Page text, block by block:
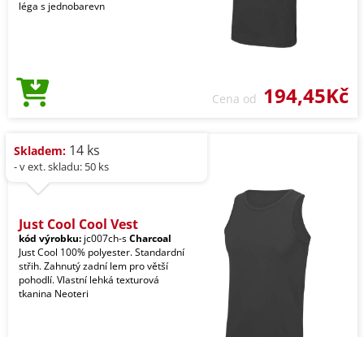
léga s jednobarevn
Cena od 194,45Kč
Skladem: 14 ks
- v ext. skladu: 50 ks
Just Cool Cool Vest
kód výrobku: jc007ch-sCharcoal
Just Cool 100% polyester. Standardní
střih. Zahnutý zadní lem pro větší
pohodlí. Vlastní lehká texturová
tkanina Neoteri